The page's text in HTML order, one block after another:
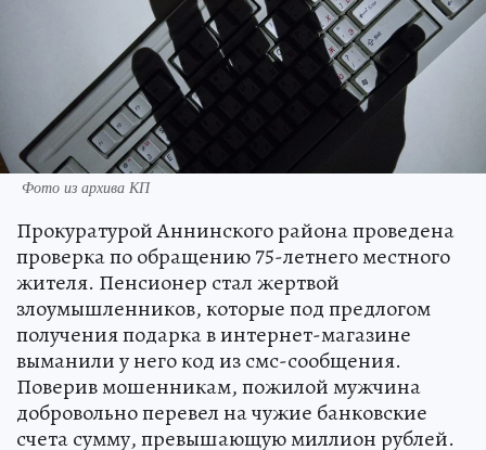
Фото из архива КП
Прокуратурой Аннинского района проведена
проверка по обращению 75-летнего местного
жителя. Пенсионер стал жертвой
злоумышленников, которые под предлогом
получения подарка в интернет-магазине
выманили у него код из смс-сообщения.
Поверив мошенникам, пожилой мужчина
добровольно перевел на чужие банковские
счета сумму, превышающую миллион рублей.